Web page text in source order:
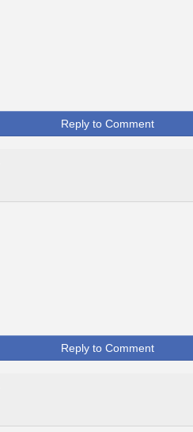
Reply to Comment
Reply to Comment